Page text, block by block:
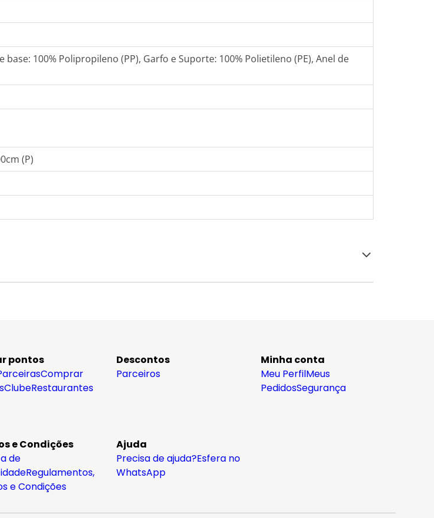
base: 100% Polipropileno (PP), Garfo e Suporte: 100% Polietileno (PE), Anel de
(P)
pontos
Comprar
ClubeRestaurantes
Descontos
Parceiros
Minha conta
Meu PerfilMeus
PedidosSegurança
e Condições
de
Regulamentos,
e Condições
Ajuda
Precisa de ajuda?Esfera no
WhatsApp